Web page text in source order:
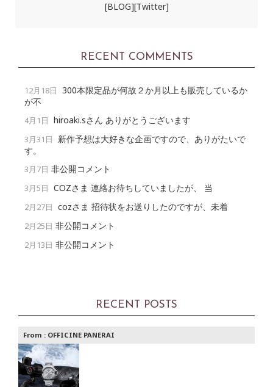
[BLOG][Twitter]
RECENT COMMENTS
12月18日 300本限定品が何故２か月以上も販売しているか
が不
4月1日 hiroaki.sさん ありがとうございます
3月31日
新作予想は大好きな企画ですので、ありがたいで
す。
3月7日 非公開コメント
3月5日 COZさま 連絡お待ちしていましたが、 当
2月27日 cozさま 招待状をお送りしたのですが、未着
2月25日 非公開コメント
2月13日 非公開コメント
RECENT POSTS
From : OFFICINE PANERAI